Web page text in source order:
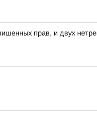
прав, и двух